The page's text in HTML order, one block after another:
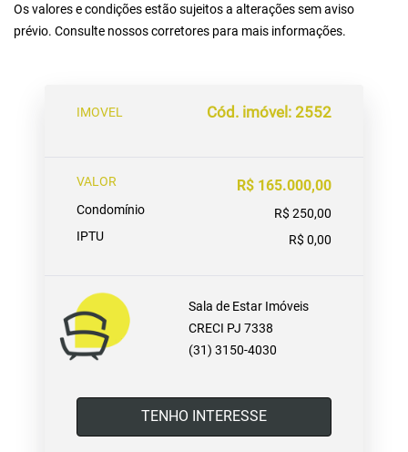
Os valores e condições estão sujeitos a alterações sem aviso
prévio. Consulte nossos corretores para mais informações.
IMOVEL Cód. imóvel: 2552
VALOR R$ 165.000,00
Condomínio
R$ 250,00
IPTU
R$ 0,00
Sala de Estar Imóveis
CRECI PJ 7338
(31) 3150-4030
TENHO INTERESSE